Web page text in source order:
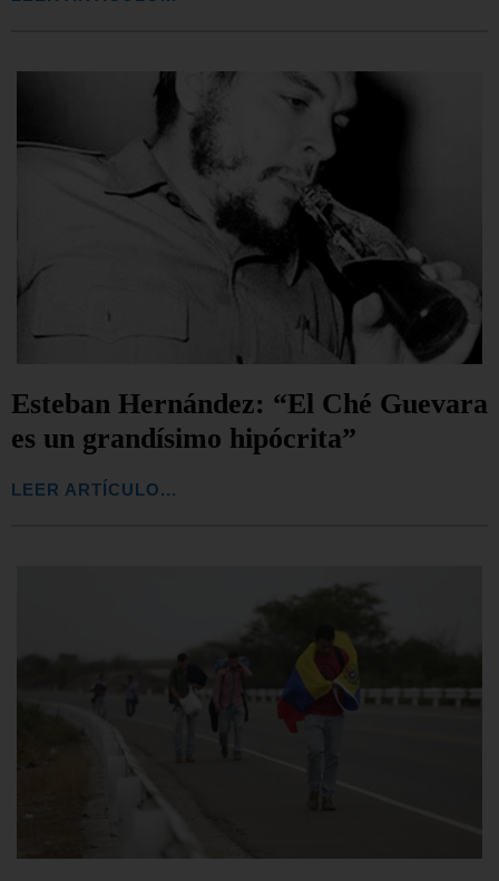
Esteban Hernández: “El Ché Guevara
es un grandísimo hipócrita”
LEER ARTÍCULO...